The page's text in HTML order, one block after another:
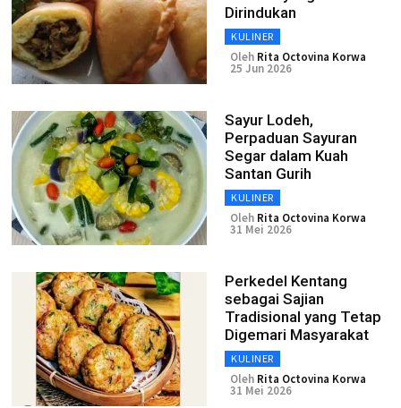
Dirindukan
KULINER
Oleh Rita Octovina Korwa
25 Jun 2026
Sayur Lodeh,
Perpaduan Sayuran
Segar dalam Kuah
Santan Gurih
KULINER
Oleh Rita Octovina Korwa
31 Mei 2026
Perkedel Kentang
sebagai Sajian
Tradisional yang Tetap
Digemari Masyarakat
KULINER
Oleh Rita Octovina Korwa
31 Mei 2026